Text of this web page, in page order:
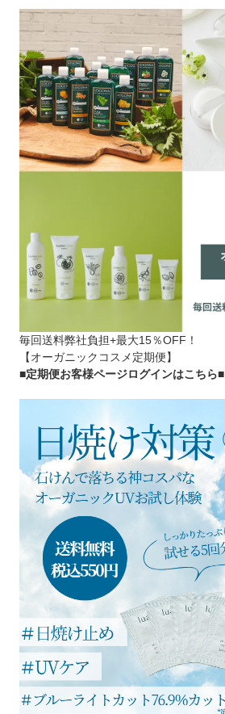
毎回送料弊社負担+最大15％OFF！
【オーガニックコスメ定期便】
■定期便お客様ページログインはこちら■